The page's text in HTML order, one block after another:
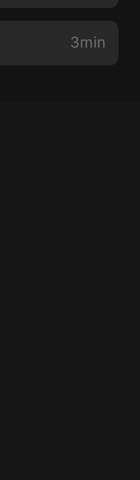
3min